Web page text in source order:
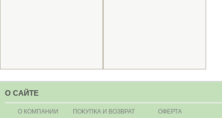
О САЙТЕ
О КОМПАНИИ ПОКУПКА И ВОЗВРАТ ОФЕРТА